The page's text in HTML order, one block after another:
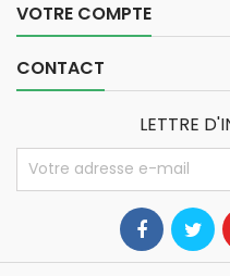
VOTRE COMPTE
CONTACT
LETTRE